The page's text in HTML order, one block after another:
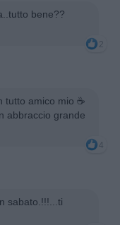
bene??
2
tutto amico mio ☕
abbraccio grande
4
sabato.!!!...ti